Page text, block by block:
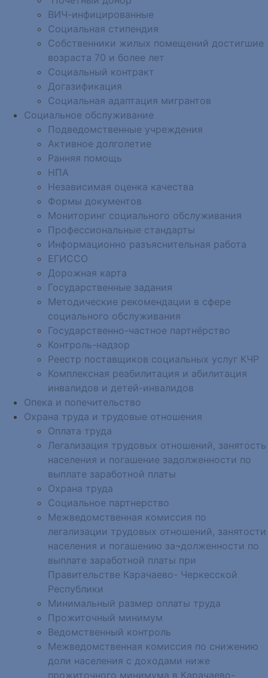
ВИЧ-инфицированные
Социальная стипендия
Собственники жилых помещений достигшие
возраста 70 и более лет
Социальный контракт
Догазификация
Социальная адаптация мигрантов
Социальное обслуживание
Подведомственные учреждения
Активное долголетие
Ранняя помощь
НПА
Независимая оценка качества
Формы документов
Мониторинг социального обслуживания
Профессиональные стандарты
Информационно разъяснительная работа
ЕГИССО
Дорожная карта
Государственные задания
Методические рекомендации в сфере
социального обслуживания
Государственно-частное партнёрство
Контроль-надзор
Реестр поставщиков социальных услуг КЧР
Комплексная реабилитация и абилитация
инвалидов и детей-инвалидов
Опека и попечительство
Охрана труда и трудовые отношения
Оплата труда
Легализация трудовых отношений, занятость
населения и погашение задолженности по
выплате заработной платы
Охрана труда
Социальное партнерство
Межведомственная комиссия по
легализации трудовых отношений, занятости
населения и погашению за¬долженности по
выплате заработной платы при
Правительстве Карачаево- Черкесской
Республики
Минимальный размер оплаты труда
Прожиточный минимум
Ведомственный контроль
Межведомственная комиссия по снижению
доли населения с доходами ниже
прожиточного минимума в Карачаево-